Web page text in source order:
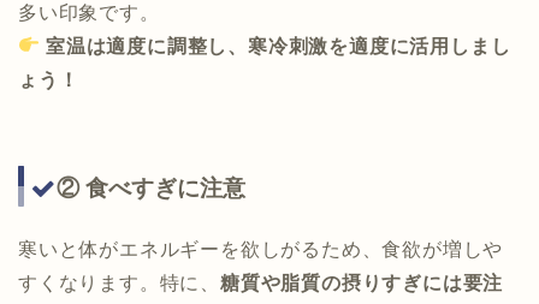
多い印象です。
室温は適度に調整し、寒冷刺激を適度に活用しまし
ょう！
② 食べすぎに注意
寒いと体がエネルギーを欲しがるため、食欲が増しや
すくなります。特に、 糖質や脂質の摂りすぎには要注